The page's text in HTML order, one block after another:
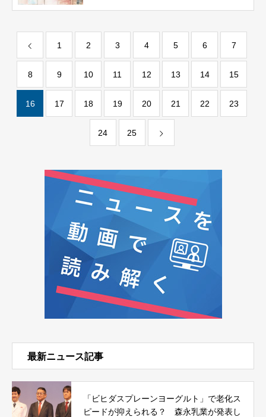
1 2 3 4 5 6 7
8 9 10 11 12 13 14 15
16 17 18 19 20 21 22 23
24 25
最新ニュース記事
「ビヒダスプレーンヨーグルト」で老化ス
ピードが抑えられる？ 森永乳業が発表し